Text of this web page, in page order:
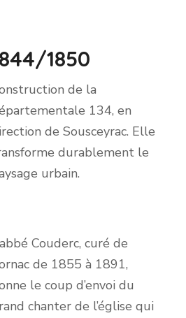
1850
de la
134, en
de Sousceyrac. Elle
durablement le
urbain.
Couderc, curé de
de 1855 à 1891,
le coup d’envoi du
chanter de l’église qui